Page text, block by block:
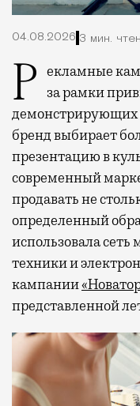
04.08.2026 3 мин.
Рекламные кампании техники редко выходят
за рамки
демонстрирующих
бренд выбирает
презентацию в
современный
продавать не
определенный
использовала
техники и
кампании
представленной